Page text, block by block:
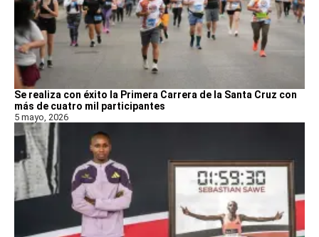
Se realiza con éxito la Primera Carrera de la Santa Cruz con
más de cuatro mil participantes
5 mayo, 2026